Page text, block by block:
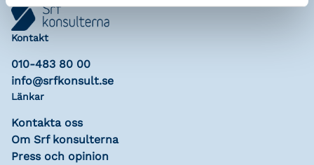
Kontakt
010-483 80 00
info@srfkonsult.se
Länkar
Kontakta oss
Om Srf konsulterna
Press och opinion